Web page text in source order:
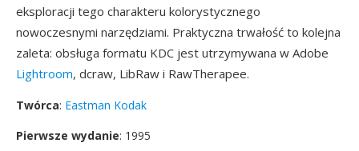
eksploracji tego charakteru kolorystycznego
nowoczesnymi narzędziami. Praktyczna trwałość to kolejna
zaleta: obsługa formatu KDC jest utrzymywana w Adobe
Lightroom, dcraw, LibRaw i RawTherapee.
Twórca: Eastman Kodak
Pierwsze wydanie: 1995